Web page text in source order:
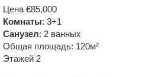
Цена €85,000
Комнаты: 3+1
Санузел: 2 ванных
Общая площадь: 120м²
Этажей 2